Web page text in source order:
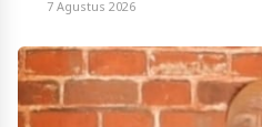
7 Agustus 2026